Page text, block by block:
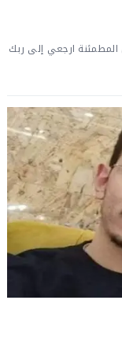
المطمئنة ارجعي إلى ربك